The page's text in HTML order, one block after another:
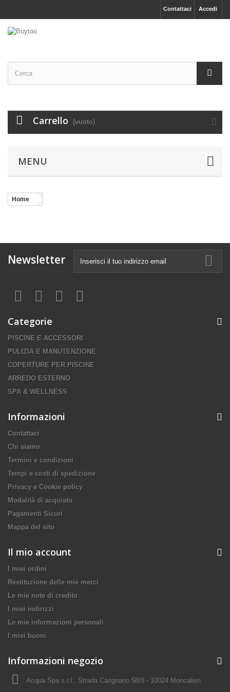
Accedi
Contattaci
Carrello (vuoto)
MENU
Home
Newsletter
Categorie
PISCINE E ACCESSORI
PULIZIA E MANUTENZIONE
COPERTURE PER PISCINE
ARREDO ESTERNO
SPA & WELLNESS
Informazioni
Contattaci
Chi siamo
Termini e condizioni
Tempi e costi di spedizione
Privacy e Cookie policy
Modalità di acquisto
Pagamenti Sicuri
Mappa del sito
Il mio account
I miei ordini
Restituzione delle mie merci
Le mie note di credito
I miei indirizzi
Le mie informazioni personali
I miei buoni
Informazioni negozio
Acqua Spa s.r.l., Strada Carignano 58/8 - 10024 Moncalieri